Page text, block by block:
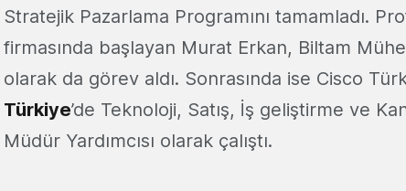
Stratejik Pazarlama Programını tamamladı.
firmasında başlayan Murat Erkan, Biltam
olarak da görev aldı. Sonrasında ise Cisco
Türkiye’de Teknoloji, Satış, İş geliştirme ve
Müdür Yardımcısı olarak çalıştı.